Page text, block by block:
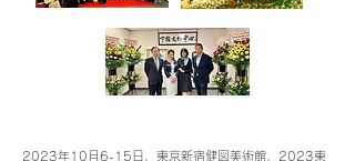
2023年10月6-15日、東京新宿健図美術館、2023東